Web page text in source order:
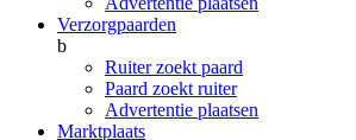
Verzorgpaarden
b
Ruiter zoekt paard
Paard zoekt ruiter
Advertentie plaatsen
Marktplaats